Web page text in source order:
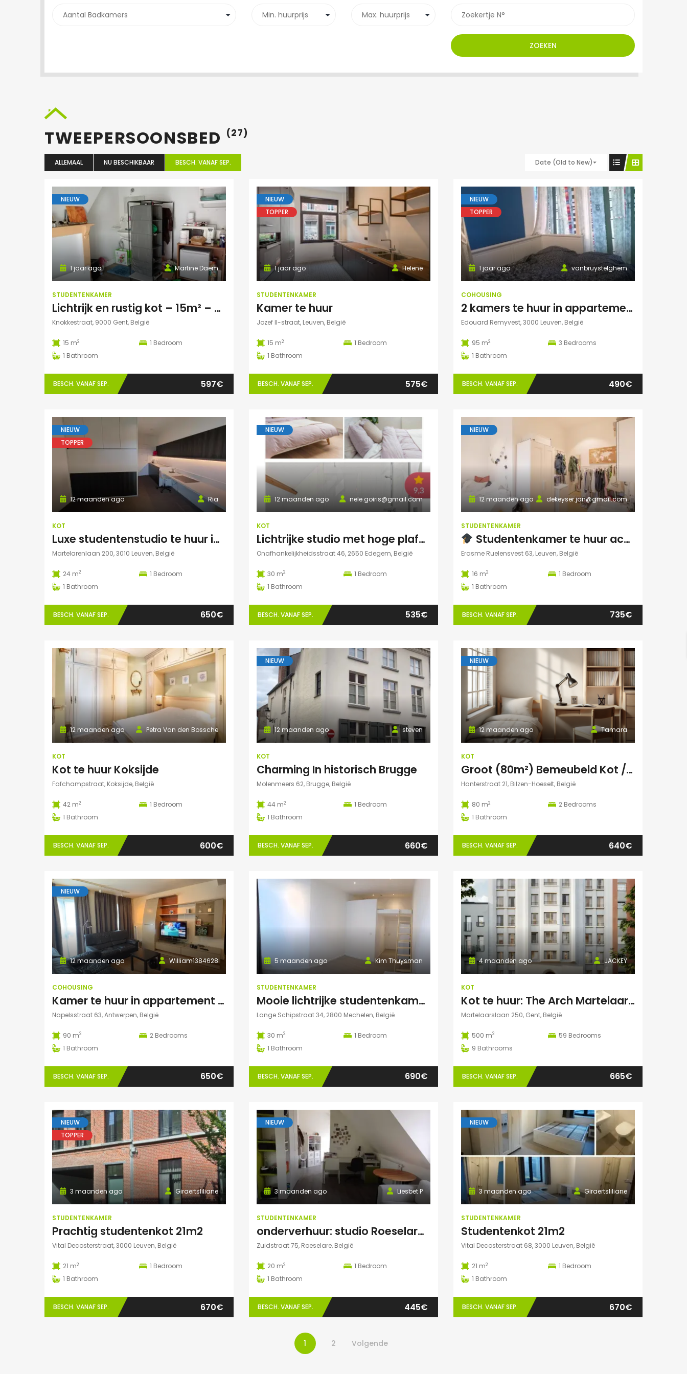
ZOEKEN
TWEEPERSOONSBED (27)
ALLEMAAL NU BESCHIKBAAR BESCH. VANAF SEP. Date (Old to New)
NIEUW
Martine Daem
1 jaar ago
STUDENTENKAMER
Lichtrijk en rustig kot – 15m² – geen domicilie
Knokkestraat, 9000 Gent, België
15 m2 1 Bedroom
1 Bathroom
BESCH. VANAF SEP. 597€
NIEUW
TOPPER
Helene
1 jaar ago
STUDENTENKAMER
Kamer te huur
Jozef II-straat, Leuven, België
15 m2 1 Bedroom
1 Bathroom
BESCH. VANAF SEP. 575€
NIEUW
TOPPER
vanbruystelghem
1 jaar ago
COHOUSING
2 kamers te huur in appartement in Leuven
Edouard Remyvest, 3000 Leuven, België
95 m2 3 Bedrooms
1 Bathroom
BESCH. VANAF SEP. 490€
NIEUW
TOPPER
Ria
12 maanden ago
KOT
Luxe studentenstudio te huur in Leuven
Martelarenlaan 200, 3010 Leuven, België
24 m2 1 Bedroom
1 Bathroom
BESCH. VANAF SEP. 650€
NIEUW
nele.goiris@gmail.com
12 maanden ago
KOT
Lichtrijke studio met hoge plafonds in Edegem
Onafhankelijkheidsstraat 46, 2650 Edegem, België
30 m2 1 Bedroom
1 Bathroom
BESCH. VANAF SEP. 535€
NIEUW
dekeyser.jan@gmail.com
12 maanden ago
STUDENTENKAMER
Studentenkamer te huur academiejaar 2025-2026 – Ruelensvest 63, Leuven (Naamsepoort)
Erasme Ruelensvest 63, Leuven, België
16 m2 1 Bedroom
1 Bathroom
BESCH. VANAF SEP. 735€
Petra Van den Bossche
12 maanden ago
KOT
Kot te huur Koksijde
Fafchampstraat, Koksijde, België
42 m2 1 Bedroom
1 Bathroom
BESCH. VANAF SEP. 600€
NIEUW
steven
12 maanden ago
KOT
Charming In historisch Brugge
Molenmeers 62, Brugge, België
44 m2 1 Bedroom
1 Bathroom
BESCH. VANAF SEP. 660€
NIEUW
Tamara
12 maanden ago
KOT
Groot (80m²) Bemeubeld Kot / Huis (volledig privé) Diepenbeek
Hanterstraat 21, Bilzen-Hoeselt, België
80 m2 2 Bedrooms
1 Bathroom
BESCH. VANAF SEP. 640€
NIEUW
William1384628
12 maanden ago
COHOUSING
Kamer te huur in appartement in antwerpen (Eilandje)
Napelsstraat 63, Antwerpen, België
90 m2 2 Bedrooms
1 Bathroom
BESCH. VANAF SEP. 650€
Kim Thuysman
5 maanden ago
STUDENTENKAMER
Mooie lichtrijke studentenkamer in hartje Mechelen
Lange Schipstraat 34, 2800 Mechelen, België
30 m2 1 Bedroom
1 Bathroom
BESCH. VANAF SEP. 690€
JACKEY
4 maanden ago
KOT
Kot te huur: The Arch Martelaarslaan 250
Martelaarslaan 250, Gent, België
500 m2 59 Bedrooms
9 Bathrooms
BESCH. VANAF SEP. 665€
NIEUW
TOPPER
Giraertsliliane
3 maanden ago
STUDENTENKAMER
Prachtig studentenkot 21m2
Vital Decosterstraat, 3000 Leuven, België
21 m2 1 Bedroom
1 Bathroom
BESCH. VANAF SEP. 670€
NIEUW
Liesbet P
3 maanden ago
STUDENTENKAMER
onderverhuur: studio Roeselare (va 01/02/27)
Zuidstraat 75, Roeselare, België
20 m2 1 Bedroom
1 Bathroom
BESCH. VANAF SEP. 445€
NIEUW
Giraertsliliane
3 maanden ago
STUDENTENKAMER
Studentenkot 21m2
Vital Decosterstraat 68, 3000 Leuven, België
21 m2 1 Bedroom
1 Bathroom
BESCH. VANAF SEP. 670€
1 2 Volgende